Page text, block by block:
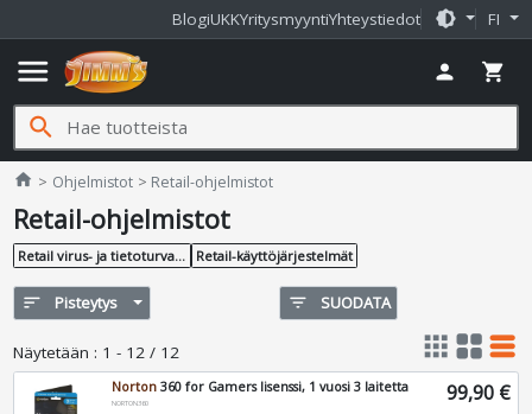
BlogiUKKYritysmyyntiYhteystiedot brightness_medium FI
menu person shopping_cart
search
home Jimms.fi
Ohjelmistot Retail-ohjelmistot
Retail-ohjelmistot
Retail virus- ja tietoturvaohjelmat Retail-käyttöjärjestelmät
sort Pisteytys filter_list SUODATA
Näytetään : 1 - 12 / 12 apps grid_view table_rows
Norton 360 for Gamers lisenssi, 1 vuosi 3 laitetta
NORTON360 99,90 €